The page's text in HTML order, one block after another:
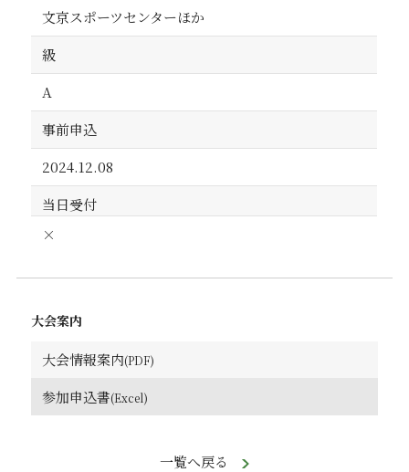
文京スポーツセンターほか
級
A
事前申込
2024.12.08
当日受付
×
大会案内
大会情報案内
参加申込書
一覧へ戻る